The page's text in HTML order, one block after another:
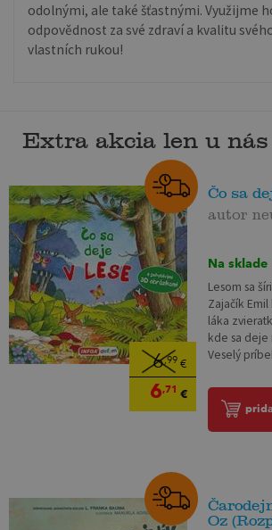
odolnými, ale také šťastnými. Využijme
odpovědnost za své zdraví a kvalitu
vlastních rukou!
Extra akcia len u nás
6,99 €
6,71 €
Čo sa
autor
Na sklade
Lesom sa
Zajačík
láka
kde sa deje
Veselý
Oz